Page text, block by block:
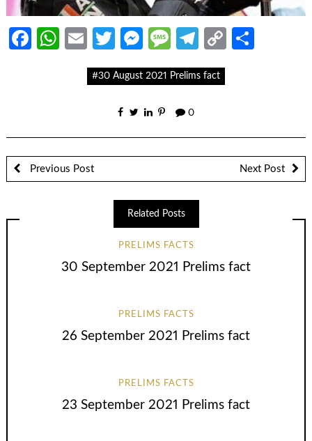
Facebook
WhatsApp
EmailTwitter
Messenger
Message
Telegram
Copy
#30 August 2021 Prelims fact
0
Previous Post Next Post
Related Posts
PRELIMS FACTS
30 September 2021 Prelims fact
PRELIMS FACTS
26 September 2021 Prelims fact
PRELIMS FACTS
23 September 2021 Prelims fact